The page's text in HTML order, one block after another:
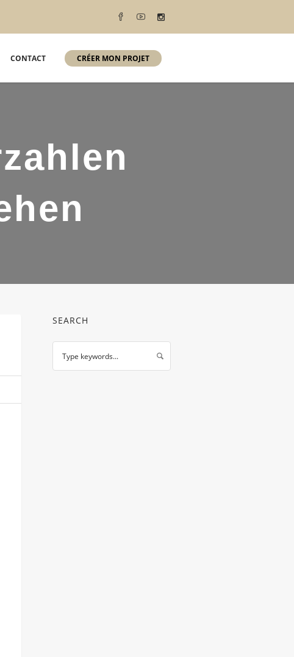
CONTACT CRÉER MON PROJET
SEARCH